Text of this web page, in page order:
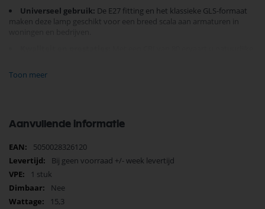
Universeel gebruik: De E27 fitting en het klassieke GLS-formaat
maken deze lamp geschikt voor een breed scala aan armaturen in
energieverbruik.
duurzaamheid.
Vervul uw verlichtingsbehoeften en creer een warme sfeer in uw huis
en langdurige prestaties.
Toon meer
Aanvullende informatie
Meer
informatie
5050028326120
Bij geen voorraad +/- week levertijd
1 stuk
Nee
15,3